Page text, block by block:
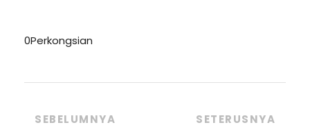
0Perkongsian
SEBELUMNYA SETERUSNYA